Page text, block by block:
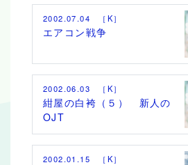
2002.07.04 ［K］
エアコン戦争
2002.06.03 ［K］
紺屋の白袴（５） 新人の
OJT
2002.01.15 ［K］